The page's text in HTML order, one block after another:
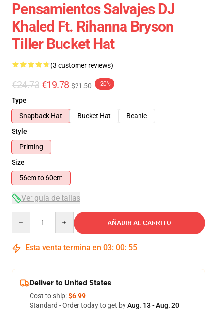
Pensamientos Salvajes DJ
Khaled Ft. Rihanna Bryson
Tiller Bucket Hat
(3 customer reviews)
€24.73 €19.78 $21.50 -20%
Type
Snapback Hat
Bucket Hat
Beanie
Style
Printing
Size
56cm to 60cm
Ver guía de tallas
AÑADIR AL CARRITO
Esta venta termina en 03: 00: 54
Deliver to United States
Cost to ship:$6.99
Standard - Order today to get byAug. 13 - Aug. 20